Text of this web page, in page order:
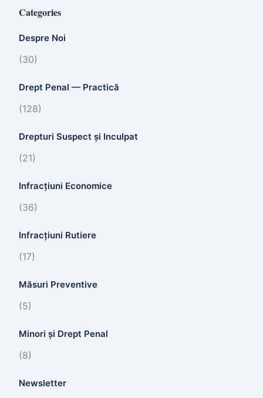
Categories
Despre Noi
(30)
Drept Penal — Practică
(128)
Drepturi Suspect și Inculpat
(21)
Infracțiuni Economice
(36)
Infracțiuni Rutiere
(17)
Măsuri Preventive
(5)
Minori și Drept Penal
(8)
Newsletter